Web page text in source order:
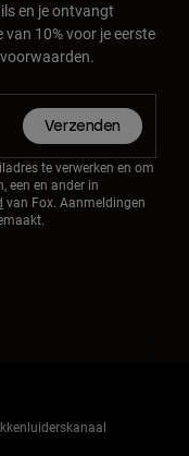
en je ontvangt
10% voor je eerste
Verzenden
te verwerken en om
een en ander in
van Fox. Aanmeldingen